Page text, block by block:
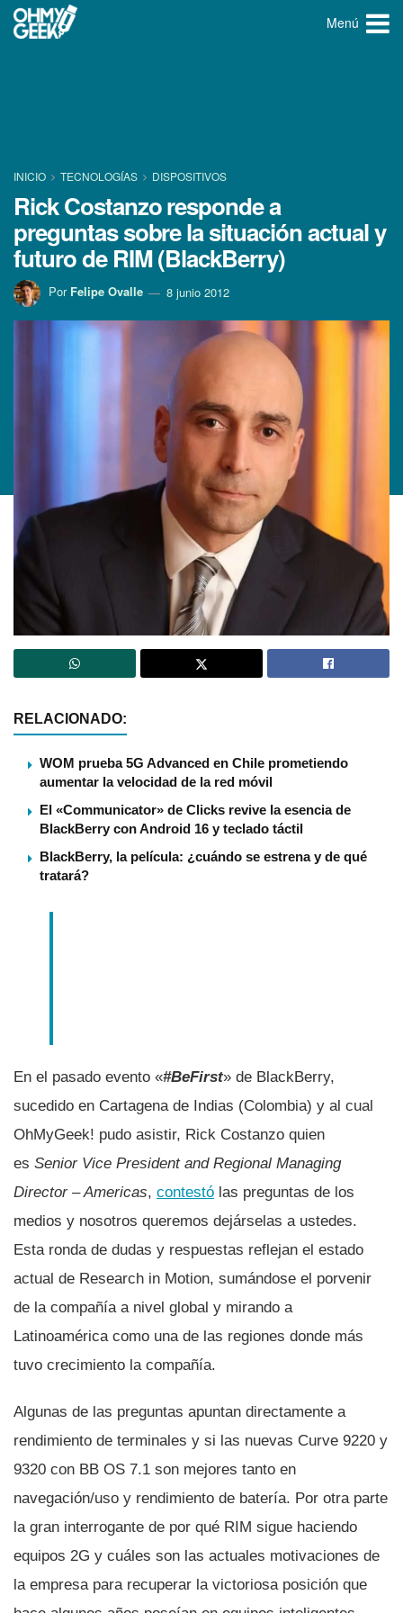
Menú
INICIO TECNOLOGÍ­AS DISPOSITIVOS
Rick Costanzo responde a
preguntas sobre la situación actual y
futuro de RIM (BlackBerry)
Por Felipe Ovalle 8 junio 2012
RELACIONADO:
WOM prueba 5G Advanced en Chile prometiendo
aumentar la velocidad de la red móvil
El «Communicator» de Clicks revive la esencia de
BlackBerry con Android 16 y teclado táctil
BlackBerry, la película: ¿cuándo se estrena y de qué
tratará?
En el pasado evento «#BeFirst» de BlackBerry,
sucedido en Cartagena de Indias (Colombia) y al cual
OhMyGeek! pudo asistir, Rick Costanzo quien
es Senior Vice President and Regional Managing
Director – Americas, contestó las preguntas de los
medios y nosotros queremos dejárselas a ustedes.
Esta ronda de dudas y respuestas reflejan el estado
actual de Research in Motion, sumándose el porvenir
de la compañí­a a nivel global y mirando a
Latinoamérica como una de las regiones donde más
tuvo crecimiento la compañí­a.
Algunas de las preguntas apuntan directamente a
rendimiento de terminales y si las nuevas Curve 9220 y
9320 con BB OS 7.1 son mejores tanto en
navegación/uso y rendimiento de baterí­a. Por otra parte
la gran interrogante de por qué RIM sigue haciendo
equipos 2G y cuáles son las actuales motivaciones de
la empresa para recuperar la victoriosa posición que